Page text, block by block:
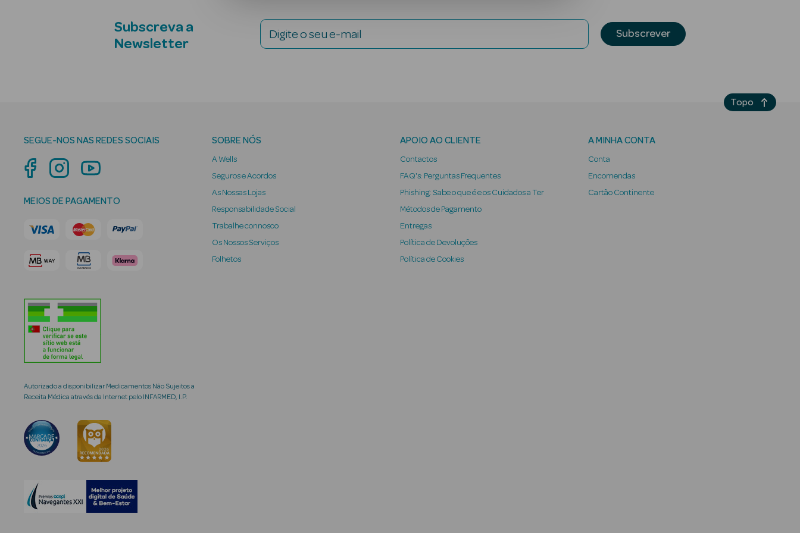
Subscreva a
Newsletter
Digite o seu e-mail Subscrever
SEGUE-NOS NAS REDES SOCIAIS
MEIOS DE PAGAMENTO
Autorizado a disponibilizar Medicamentos Não Sujeitos a
Receita Médica através da Internet pelo INFARMED, I.P.
SOBRE NÓS
A Wells
Seguros e Acordos
As Nossas Lojas
Responsabilidade Social
Trabalhe connosco
Os Nossos Serviços
Folhetos
APOIO AO CLIENTE
Contactos
FAQ's: Perguntas Frequentes
Phishing: Sabe o que é e os Cuidados a Ter
Métodos de Pagamento
Entregas
Política de Devoluções
Política de Cookies
A MINHA CONTA
Conta
Encomendas
Cartão Continente
Topo